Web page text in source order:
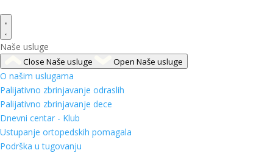
Naše usluge
Close Naše usluge Open Naše usluge
O našim uslugama
Palijativno zbrinjavanje odraslih
Palijativno zbrinjavanje dece
Dnevni centar - Klub
Ustupanje ortopedskih pomagala
Podrška u tugovanju